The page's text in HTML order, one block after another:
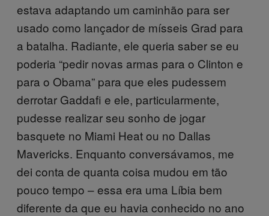
estava adaptando um caminhão para ser
usado como lançador de mísseis Grad para
a batalha. Radiante, ele queria saber se eu
poderia “pedir novas armas para o Clinton e
para o Obama” para que eles pudessem
derrotar Gaddafi e ele, particularmente,
pudesse realizar seu sonho de jogar
basquete no Miami Heat ou no Dallas
Mavericks. Enquanto conversávamos, me
dei conta de quanta coisa mudou em tão
pouco tempo – essa era uma Líbia bem
diferente da que eu havia conhecido no ano